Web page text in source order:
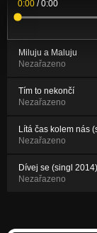
0:00 /0:00
Miluju a Maluju
Nezařazeno
Tím to nekončí
Nezařazeno
Lítá čas kolem nás
Nezařazeno
Dívej se (singl 2014)
Nezařazeno